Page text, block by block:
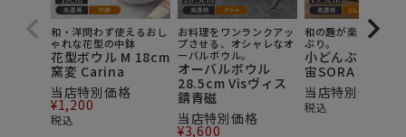
和・洋問わず使えるおし
ゃれな花型の中鉢
花型ボウル M 18cm
窯変 Carina
当店特別価格
¥1,200
税込
お料理をワンランクアッ
プさせる、オシャレなオ
ーバルボウル。
オーバルボウル
28.5cm Visヴィス
錆青磁
当店特別価格
¥3,600
和の趣が楽しめる小
ぶり。
小どんぶり
宙SORA 軽量食
当店特別価格
税込